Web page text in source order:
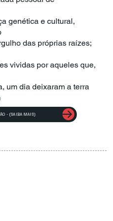
genética e cultural,
das próprias raízes;
vividas por aqueles que,
um dia deixaram a terra
- (SAIBA MAIS)